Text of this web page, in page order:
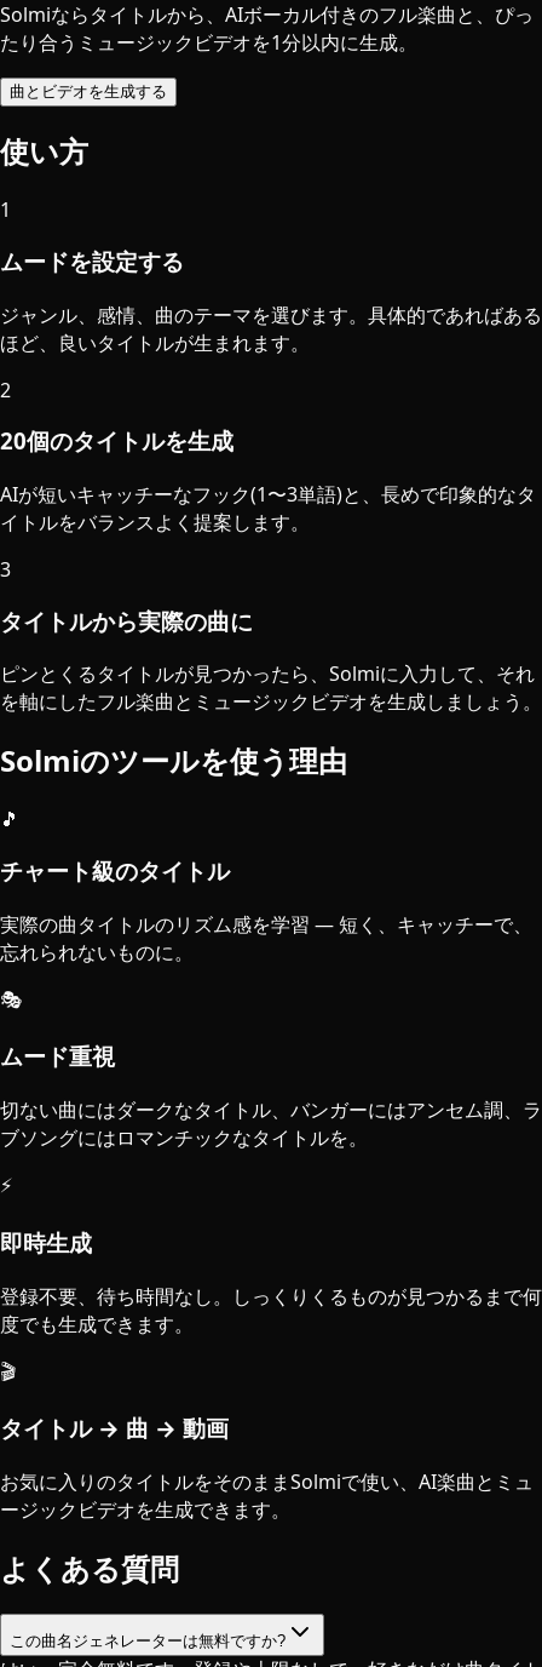
Solmiならタイトルから、AIボーカル付きのフル楽曲と、ぴっ
たり合うミュージックビデオを1分以内に生成。
曲とビデオを生成する
使い方
1
ムードを設定する
ジャンル、感情、曲のテーマを選びます。具体的であればある
ほど、良いタイトルが生まれます。
2
20個のタイトルを生成
AIが短いキャッチーなフック(1〜3単語)と、長めで印象的なタ
イトルをバランスよく提案します。
3
タイトルから実際の曲に
ピンとくるタイトルが見つかったら、Solmiに入力して、それ
を軸にしたフル楽曲とミュージックビデオを生成しましょう。
Solmiのツールを使う理由
🎵
チャート級のタイトル
実際の曲タイトルのリズム感を学習 — 短く、キャッチーで、
忘れられないものに。
🎭
ムード重視
切ない曲にはダークなタイトル、バンガーにはアンセム調、ラ
ブソングにはロマンチックなタイトルを。
⚡
即時生成
登録不要、待ち時間なし。しっくりくるものが見つかるまで何
度でも生成できます。
🎬
タイトル → 曲 → 動画
お気に入りのタイトルをそのままSolmiで使い、AI楽曲とミュ
ージックビデオを生成できます。
よくある質問
この曲名ジェネレーターは無料ですか?